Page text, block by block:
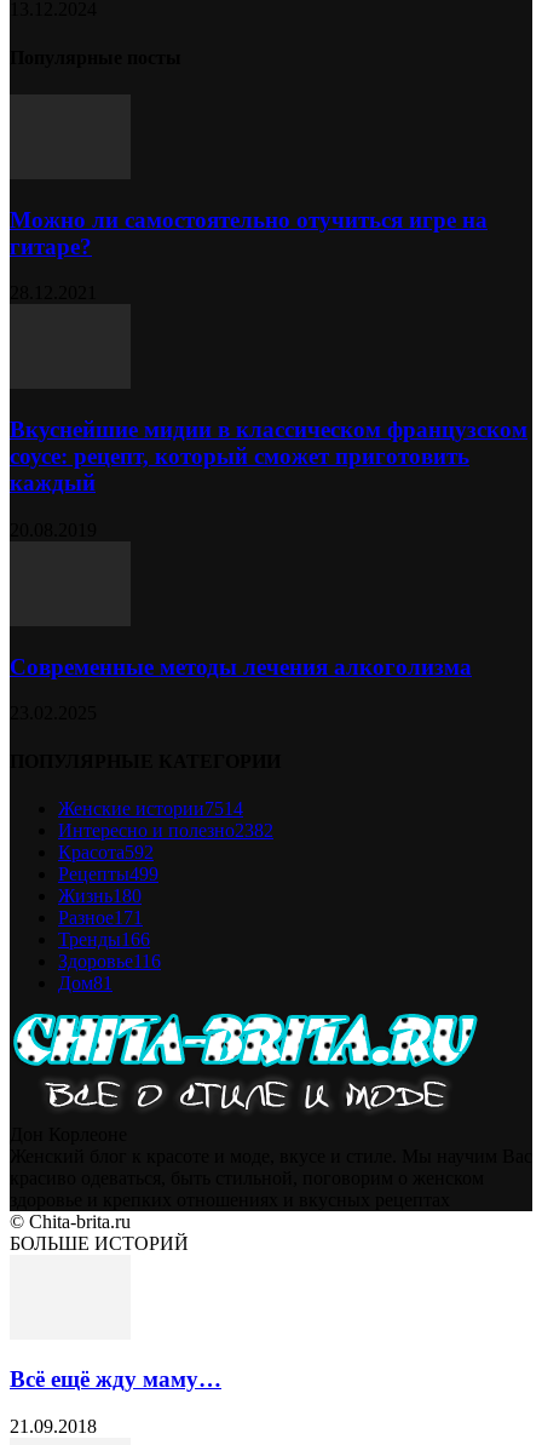
Можно ли самостоятельно отучиться игре на
гитаре?
Вкуснейшие мидии в классическом французском
соусе: рецепт, который сможет приготовить
каждый
Современные методы лечения алкоголизма
Женские истории7514
Интересно и полезно2382
Красота592
Рецепты499
Жизнь180
Разное171
Тренды166
Здоровье116
Дом81
© Chita-brita.ru
БОЛЬШЕ ИСТОРИЙ
Всё ещё жду маму…
21.09.2018